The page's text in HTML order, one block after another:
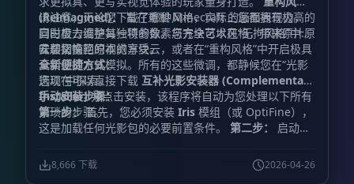
(Reimagined)：旨在重塑 Minecraft 的画面表现力，
同时极力维护其独特的像素与方块艺术风格，带来原汁原
味却又惊艳的视觉享受。
请注意，无论您下载了哪种风格，实际上您都拥有极高的
自由度去调整每一项参数。您完全可以在“无拘风格”中将
云层切换回原本的方块云，或者在“重构风格”中开启极具
真实感的水体模拟。所有的这些微调，都静候您在“光影
选项”中探索。
安装指南
全新便捷方式：
您现在可以直接下载 互补光影安装器 (Complementary
Installer)并点击安装，该程序将自动为您处理以下所有
繁琐的步骤。
手动安装步骤：
第一步：首先，您必须安装 Iris 模组（或 OptiFine），
这是加载任何光影包的必要前置条件。 第二步：
启动游
单。第三步：
点击菜单中的“光影包文件夹”按钮，系统
将自动打开对应的文件夹窗口。
下载互补光影
8,666 下载 2026-04-26